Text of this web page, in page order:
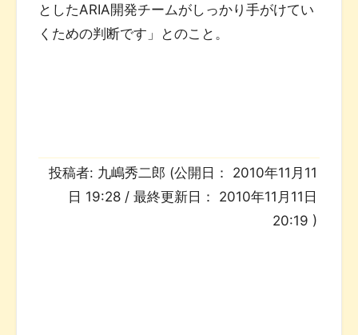
としたARIA開発チームがしっかり手がけてい
くための判断です」とのこと。
投稿者: 九嶋秀二郎 (公開日： 2010年11月11
日 19:28 / 最終更新日： 2010年11月11日
20:19 )